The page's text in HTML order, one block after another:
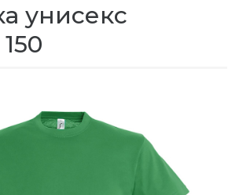
унисекс